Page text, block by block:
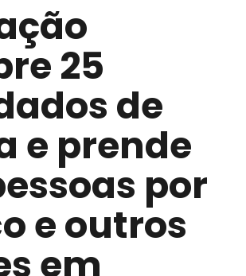
25
de
e prende
por
e outros
em